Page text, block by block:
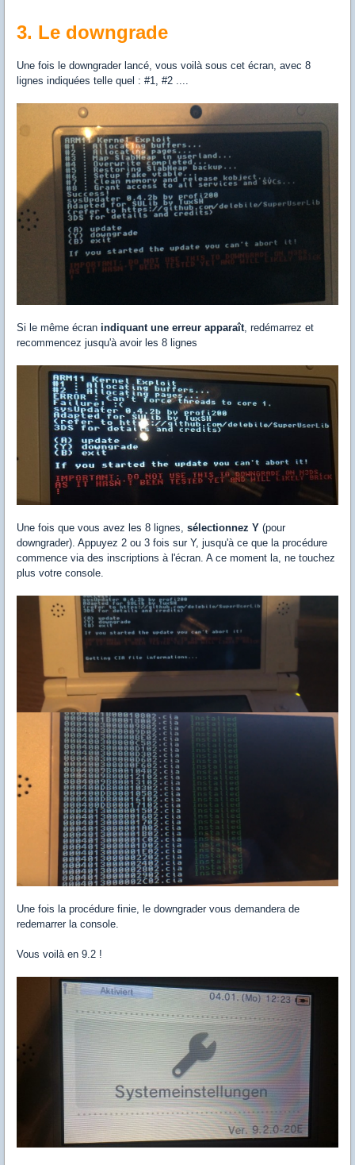
3. Le downgrade
Une fois le downgrader lancé, vous voilà sous cet écran, avec 8
lignes indiquées telle quel : #1, #2 ....
Si le même écran indiquant une erreur apparaît , redémarrez et
recommencez jusqu'à avoir les 8 lignes
Une fois que vous avez les 8 lignes, sélectionnez Y (pour
downgrader). Appuyez 2 ou 3 fois sur Y, jusqu'à ce que la procédure
commence via des inscriptions à l'écran. A ce moment la, ne touchez
plus votre console.
Une fois la procédure finie, le downgrader vous demandera de
redemarrer la console.
Vous voilà en 9.2 !